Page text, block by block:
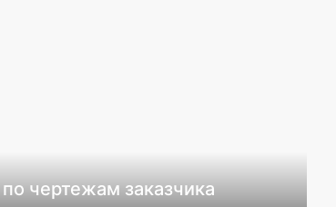
чертежам заказчика